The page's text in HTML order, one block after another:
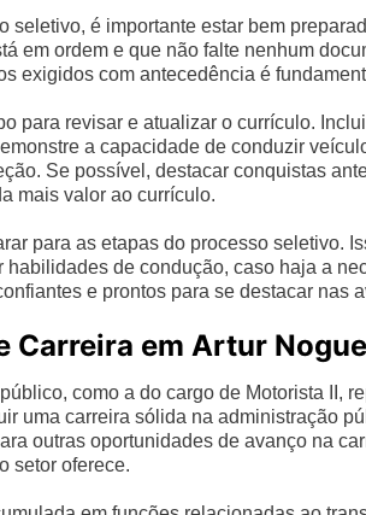
seletivo, é importante estar bem
em ordem e que não falte nenhum
exigidos com antecedência é
para revisar e atualizar o currículo.
a capacidade de conduzir
Se possível, destacar conquistas
mais valor ao currículo.
para as etapas do processo seletivo.
de condução, caso haja a
e prontos para se destacar nas
Carreira em Artur
como a do cargo de Motorista II,
uma carreira sólida na administração
outras oportunidades de avanço na
setor oferece.